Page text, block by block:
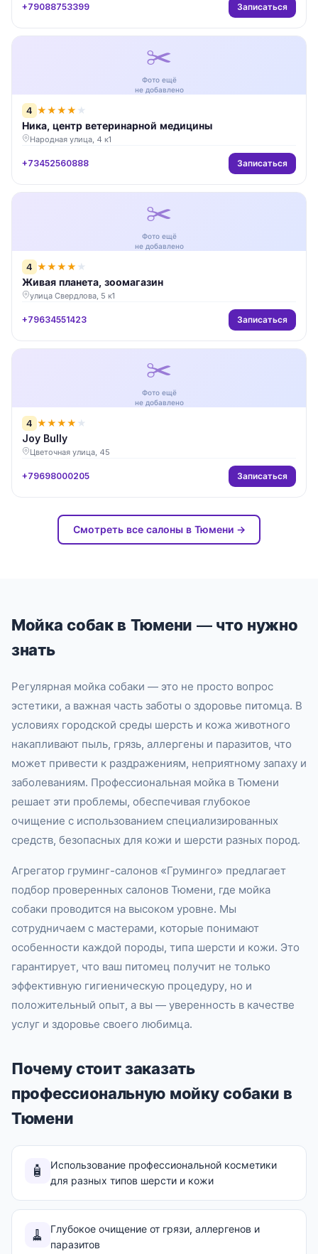
+79088753399 Записаться
✂️
Фото ещё
не добавлено
4 ★★★★ ★
Ника, центр ветеринарной медицины
Народная улица, 4 к1
+73452560888 Записаться
✂️
Фото ещё
не добавлено
4 ★★★★ ★
Живая планета, зоомагазин
улица Свердлова, 5 к1
+79634551423 Записаться
✂️
Фото ещё
не добавлено
4 ★★★★ ★
Joy Bully
Цветочная улица, 45
+79698000205 Записаться
Смотреть все салоны в Тюмени →
Мойка собак в Тюмени — что нужно
знать
Регулярная мойка собаки — это не просто вопрос
эстетики, а важная часть заботы о здоровье питомца. В
условиях городской среды шерсть и кожа животного
накапливают пыль, грязь, аллергены и паразитов, что
может привести к раздражениям, неприятному запаху и
заболеваниям. Профессиональная мойка в Тюмени
решает эти проблемы, обеспечивая глубокое
очищение с использованием специализированных
средств, безопасных для кожи и шерсти разных пород.
Агрегатор груминг-салонов «Груминго» предлагает
подбор проверенных салонов Тюмени, где мойка
собаки проводится на высоком уровне. Мы
сотрудничаем с мастерами, которые понимают
особенности каждой породы, типа шерсти и кожи. Это
гарантирует, что ваш питомец получит не только
эффективную гигиеническую процедуру, но и
положительный опыт, а вы — уверенность в качестве
услуг и здоровье своего любимца.
Почему стоит заказать
профессиональную мойку собаки в
Тюмени
🧴
Использование профессиональной косметики
для разных типов шерсти и кожи
🧹
Глубокое очищение от грязи, аллергенов и
паразитов